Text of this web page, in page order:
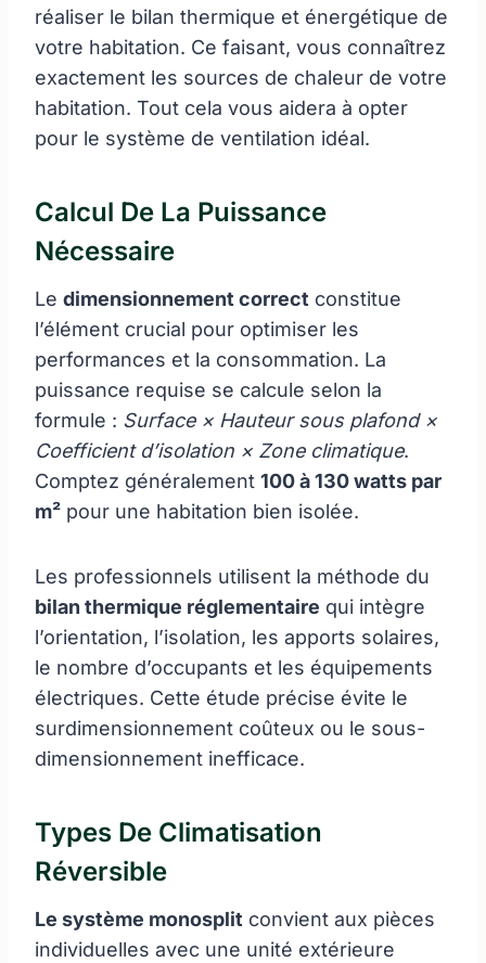
réaliser le bilan thermique et énergétique de
votre habitation. Ce faisant, vous connaîtrez
exactement les sources de chaleur de votre
habitation. Tout cela vous aidera à opter
pour le système de ventilation idéal.
Calcul De La Puissance
Nécessaire
Le dimensionnement correct constitue
l’élément crucial pour optimiser les
performances et la consommation. La
puissance requise se calcule selon la
formule : Surface × Hauteur sous plafond ×
Coefficient d’isolation × Zone climatique.
Comptez généralement 100 à 130 watts par
m² pour une habitation bien isolée.
Les professionnels utilisent la méthode du
bilan thermique réglementaire qui intègre
l’orientation, l’isolation, les apports solaires,
le nombre d’occupants et les équipements
électriques. Cette étude précise évite le
surdimensionnement coûteux ou le sous-
dimensionnement inefficace.
Types De Climatisation
Réversible
Le système monosplit convient aux pièces
individuelles avec une unité extérieure